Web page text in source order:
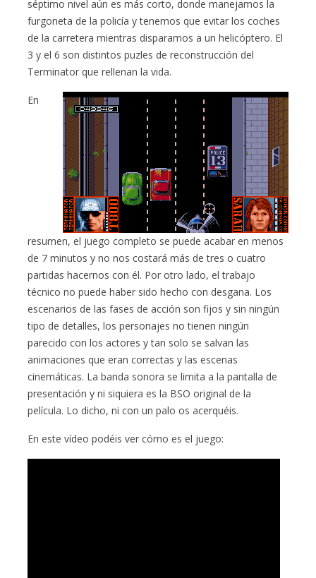
séptimo nivel aún es más corto, donde manejamos la
furgoneta de la policía y tenemos que evitar los coches
de la carretera mientras disparamos a un helicóptero. El
3 y el 6 son distintos puzles de reconstrucción del
Terminator que rellenan la vida.
En
resumen, el juego completo se puede acabar en menos
de 7 minutos y no nos costará más de tres o cuatro
partidas hacernos con él. Por otro lado, el trabajo
técnico no puede haber sido hecho con desgana. Los
escenarios de las fases de acción son fijos y sin ningún
tipo de detalles, los personajes no tienen ningún
parecido con los actores y tan solo se salvan las
animaciones que eran correctas y las escenas
cinemáticas. La banda sonora se limita a la pantalla de
presentación y ni siquiera es la BSO original de la
película. Lo dicho, ni con un palo os acerquéis.
En este vídeo podéis ver cómo es el juego: